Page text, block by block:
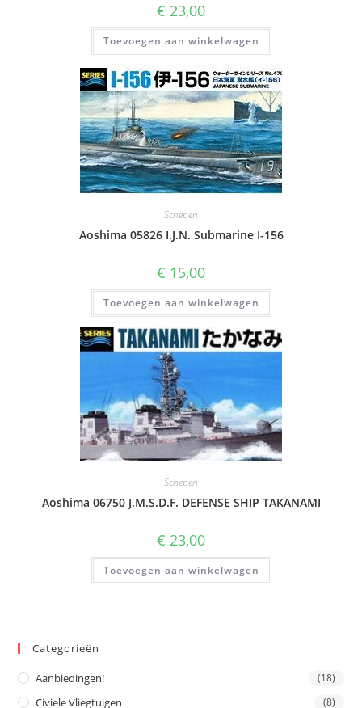
€ 23,00
Toevoegen aan winkelwagen
Schepen
Aoshima 05826 I.J.N. Submarine I-156
€ 15,00
Toevoegen aan winkelwagen
Schepen
Aoshima 06750 J.M.S.D.F. DEFENSE SHIP TAKANAMI
€ 23,00
Toevoegen aan winkelwagen
Categorieën
Aanbiedingen! (18)
Civiele Vliegtuigen (8)